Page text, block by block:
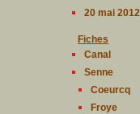
20 mai 2012
Fiches
Canal
Senne
Coeurcq
Froye